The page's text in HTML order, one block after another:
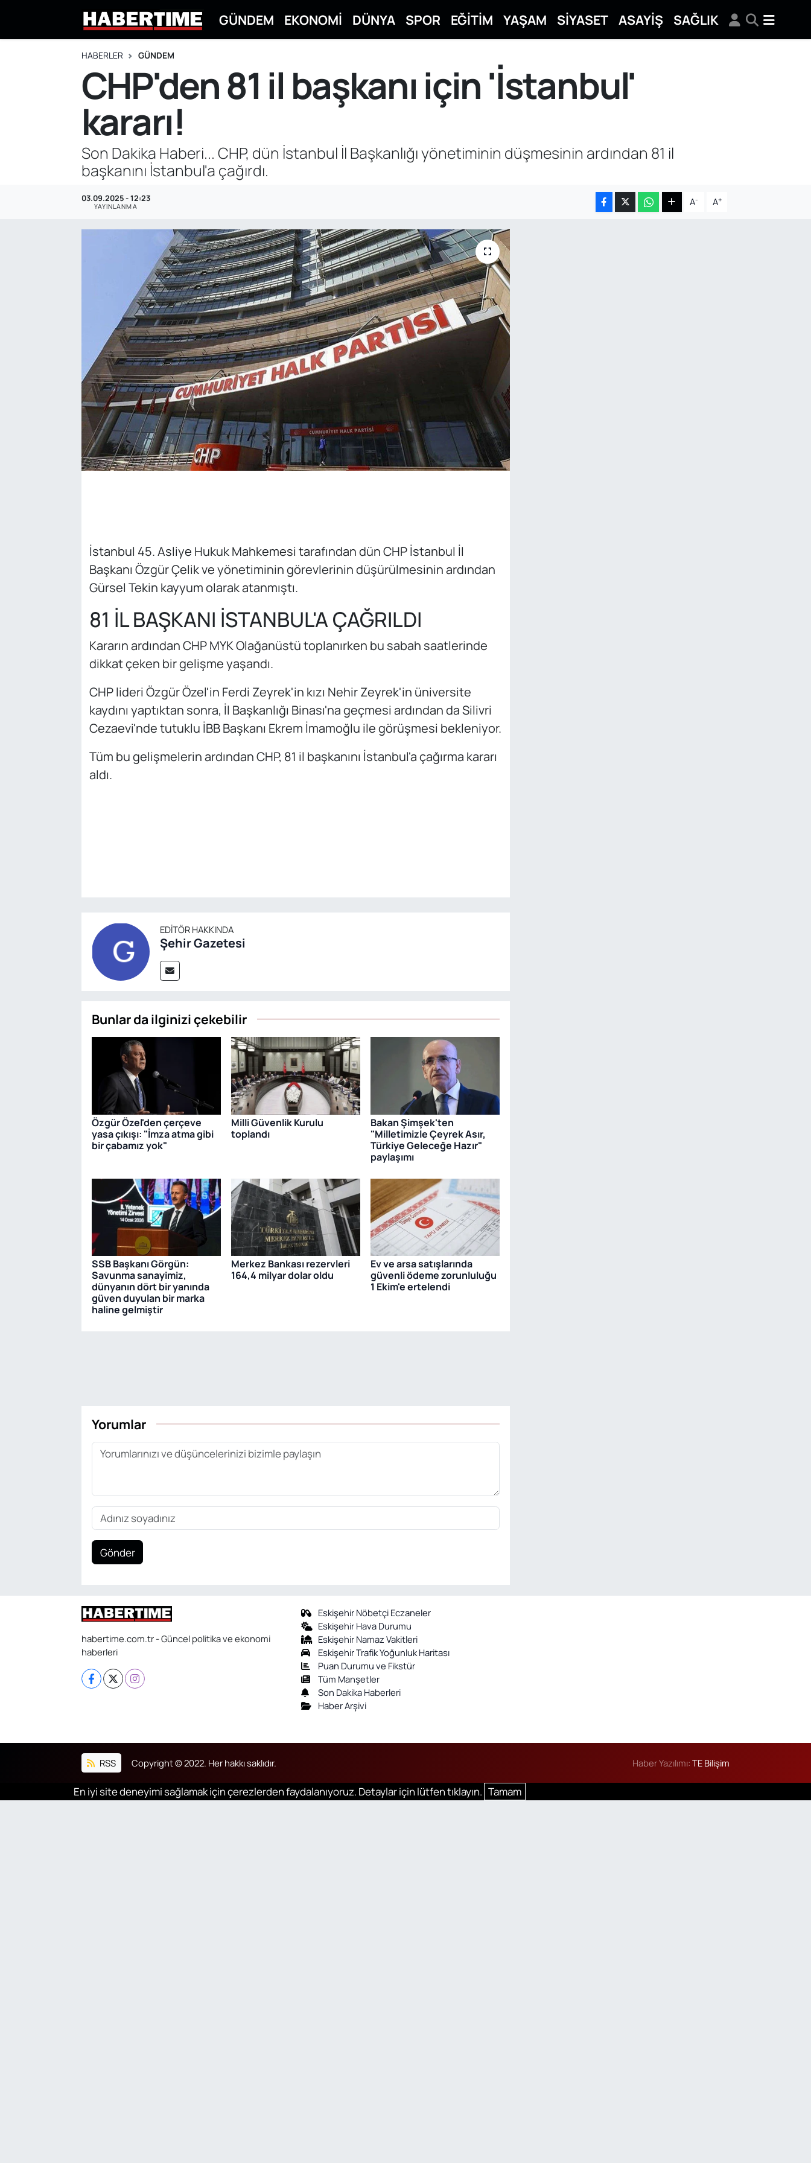
GÜNDEM EKONOMİ DÜNYA SPOR EĞİTİM YAŞAM SİYASET ASAYİŞ SAĞLIK
HABERLER GÜNDEM
CHP'den 81 il başkanı için 'İstanbul'
kararı!
Son Dakika Haberi... CHP, dün İstanbul İl Başkanlığı yönetiminin düşmesinin ardından 81 il
başkanını İstanbul'a çağırdı.
03.09.2025 - 12:23
YAYINLANMA A- A+
İstanbul 45. Asliye Hukuk Mahkemesi tarafından dün CHP İstanbul İl
Başkanı Özgür Çelik ve yönetiminin görevlerinin düşürülmesinin ardından
Gürsel Tekin kayyum olarak atanmıştı.
81 İL BAŞKANI İSTANBUL'A ÇAĞRILDI
Kararın ardından CHP MYK Olağanüstü toplanırken bu sabah saatlerinde
dikkat çeken bir gelişme yaşandı.
CHP lideri Özgür Özel'in Ferdi Zeyrek'in kızı Nehir Zeyrek'in üniversite
kaydını yaptıktan sonra, İl Başkanlığı Binası'na geçmesi ardından da Silivri
Cezaevi'nde tutuklu İBB Başkanı Ekrem İmamoğlu ile görüşmesi bekleniyor.
Tüm bu gelişmelerin ardından CHP, 81 il başkanını İstanbul'a çağırma kararı
aldı.
EDITÖR HAKKINDA
Şehir Gazetesi
Bunlar da ilginizi çekebilir
Özgür Özel'den çerçeve
yasa çıkışı: "İmza atma gibi
bir çabamız yok"
Milli Güvenlik Kurulu
toplandı
Bakan Şimşek'ten
"Milletimizle Çeyrek Asır,
Türkiye Geleceğe Hazır"
paylaşımı
SSB Başkanı Görgün:
Savunma sanayimiz,
dünyanın dört bir yanında
güven duyulan bir marka
haline gelmiştir
Merkez Bankası rezervleri
164,4 milyar dolar oldu
Ev ve arsa satışlarında
güvenli ödeme zorunluluğu
1 Ekim'e ertelendi
Yorumlar
Gönder
habertime.com.tr - Güncel politika ve ekonomi
haberleri
Eskişehir Nöbetçi Eczaneler
Eskişehir Hava Durumu
Eskişehir Namaz Vakitleri
Eskişehir Trafik Yoğunluk Haritası
Puan Durumu ve Fikstür
Tüm Manşetler
Son Dakika Haberleri
Haber Arşivi
RSS Copyright © 2022. Her hakkı saklıdır. Haber Yazılımı:TE Bilişim
En iyi site deneyimi sağlamak için çerezlerden faydalanıyoruz. Detaylar için lütfen tıklayın. Tamam
Eskişehir Hava Durumu
Eskişehir Namaz Vakitleri
Eskişehir Trafik Yoğunluk Haritası
Süper Lig Puan Durumu ve Fikstür
Tüm Manşetler
Son Dakika Haberleri